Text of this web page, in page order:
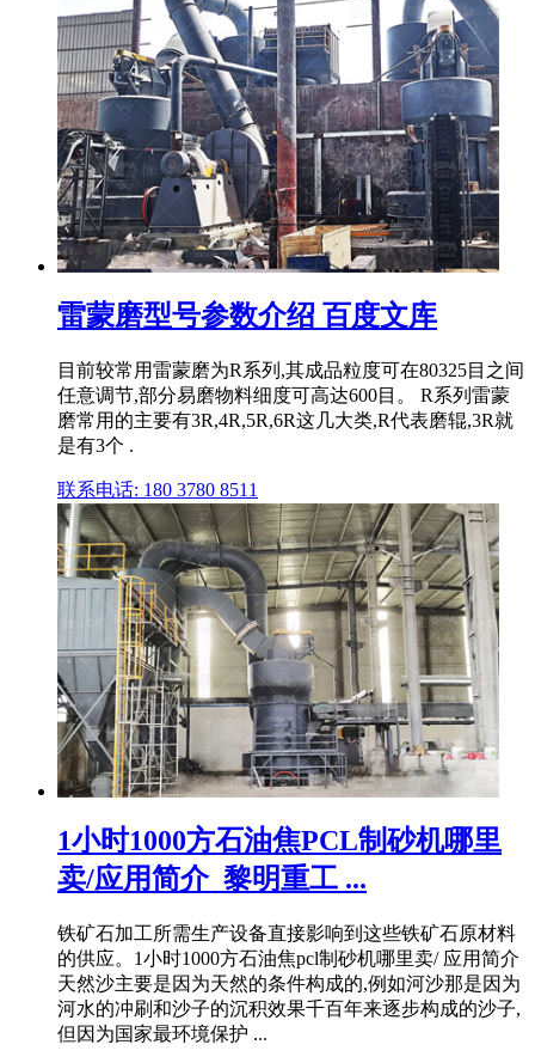
雷蒙磨型号参数介绍 百度文库
目前较常用雷蒙磨为R系列,其成品粒度可在80325目之间
任意调节,部分易磨物料细度可高达600目。 R系列雷蒙
磨常用的主要有3R,4R,5R,6R这几大类,R代表磨辊,3R就
是有3个 .
联系电话: 180 3780 8511
1小时1000方石油焦PCL制砂机哪里
卖/应用简介_黎明重工 ...
铁矿石加工所需生产设备直接影响到这些铁矿石原材料
的供应。1小时1000方石油焦pcl制砂机哪里卖/ 应用简介
天然沙主要是因为天然的条件构成的,例如河沙那是因为
河水的冲刷和沙子的沉积效果千百年来逐步构成的沙子,
但因为国家最环境保护 ...